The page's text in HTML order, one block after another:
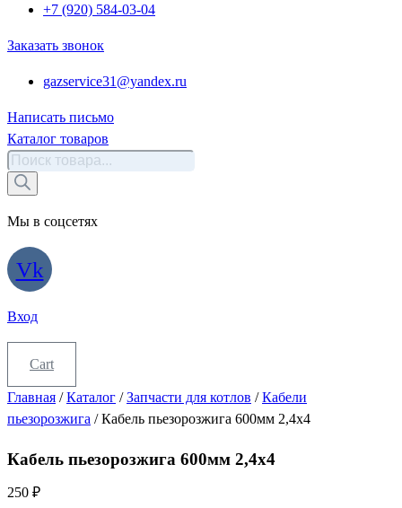
+7 (920) 584-03-04
Заказать звонок
gazservice31@yandex.ru
Написать письмо
Каталог товаров
Поиск
товаров
Мы в соцсетях
Vk
Вход
Cart
Главная /Каталог /Запчасти для котлов /Кабели
пьезорозжига / Кабель пьезорозжига 600мм 2,4х4
Кабель пьезорозжига 600мм 2,4х4
250 ₽